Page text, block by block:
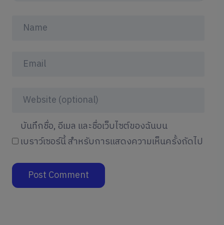
บันทึกชื่อ, อีเมล และชื่อเว็บไซต์ของฉันบน
เบราว์เซอร์นี้ สำหรับการแสดงความเห็นครั้งถัดไป